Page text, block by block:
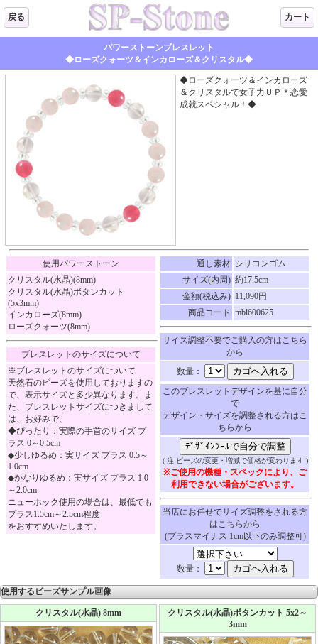
戻る カート
パワーストーンブレスレット
◆ローズクォーツ＆インカローズ＆クリスタル◆
◆ローズクォーツ＆インカローズ
＆クリスタルで女子力ＵＰ＊恋愛
成就スペシャル！◆
使用パワーストーン
クリスタル(水晶)(8mm)
クリスタル(水晶)ボタンカット
(5x3mm)
インカローズ(8mm)
ローズクォーツ(8mm)
ブレスレットのサイズについて
※ブレスレットのサイズについて
天然石のビーズを使用しておりますの
で、表示サイズと多少異なります。ま
た、ブレスレットサイズにつきまして
は、お好みで、
◆ぴったり：実際の手首のサイズ プ
ラス 0～0.5cm
◆少しゆるめ：実サイズ プラス 0.5～
1.0cm
◆かなりゆるめ：実サイズ プラス 1.0
～2.0cm
ニューホック使用の場合は、最低でも
プラス1.5cm～2.5cm程度
をおすすめいたします。
通し素材 シリコンゴム
サイズ(内周) 約17.5cm
金額(税込み) 11,090円
商品コード mbl600625
サイズ調整不要でご購入の方はこちら
から
数量：
このブレスレットデザインを基に自分
で
デザイン・サイズを調整される方はこ
ちらから
( 注 ビーズの変更・増減で価格が変わります )
※ご使用の機種・スペックにより、ご
利用できない場合がございます。
当店にお任せでサイズ調整をされる方
はこちらから
(プラスマイナス 1cm以下のみ調整可)
数量：
使用するビーズサンプル画像
クリスタル(水晶) 8mm
クリスタル(水晶)ボタンカット 5x2～
3mm